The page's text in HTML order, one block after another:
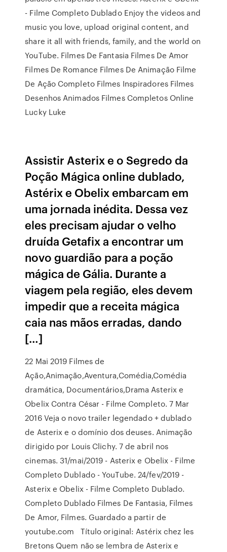
- Filme Completo Dublado Enjoy the videos and
music you love, upload original content, and
share it all with friends, family, and the world on
YouTube. Filmes De Fantasia Filmes De Amor
Filmes De Romance Filmes De Animação Filme
De Ação Completo Filmes Inspiradores Filmes
Desenhos Animados Filmes Completos Online
Lucky Luke
Assistir Asterix e o Segredo da
Poção Mágica online dublado,
Astérix e Obelix embarcam em
uma jornada inédita. Dessa vez
eles precisam ajudar o velho
druída Getafix a encontrar um
novo guardião para a poção
mágica de Gália. Durante a
viagem pela região, eles devem
impedir que a receita mágica
caia nas mãos erradas, dando
[…]
22 Mai 2019 Filmes de
Ação,Animação,Aventura,Comédia,Comédia
dramática, Documentários,Drama Asterix e
Obelix Contra César - Filme Completo. 7 Mar
2016 Veja o novo trailer legendado + dublado
de Asterix e o domínio dos deuses. Animação
dirigido por Louis Clichy. 7 de abril nos
cinemas. 31/mai/2019 - Asterix e Obelix - Filme
Completo Dublado - YouTube. 24/fev/2019 -
Asterix e Obelix - Filme Completo Dublado.
Completo Dublado Filmes De Fantasia, Filmes
De Amor, Filmes. Guardado a partir de
youtube.com Título original: Astérix chez les
Bretons Quem não se lembra de Asterix e